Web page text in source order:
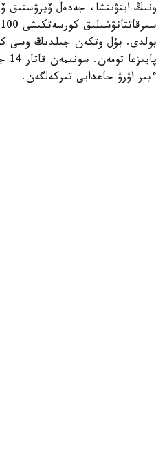
ونىڭ ايتۋىنشا، جەدەل ۆيرۋستىق
ءبىر اۋرۋ جاعدايى تىركەلگەن.